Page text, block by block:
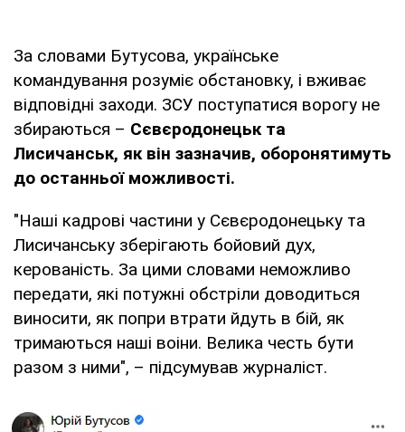
За словами Бутусова, українське
командування розуміє обстановку, і вживає
відповідні заходи. ЗСУ поступатися ворогу не
збираються – Сєвєродонецьк та
Лисичанськ, як він зазначив, оборонятимуть
до останньої можливості.
"Наші кадрові частини у Сєвєродонецьку та
Лисичанську зберігають бойовий дух,
керованість. За цими словами неможливо
передати, які потужні обстріли доводиться
виносити, як попри втрати йдуть в бій, як
тримаються наші воіни. Велика честь бути
разом з ними", – підсумував журналіст.